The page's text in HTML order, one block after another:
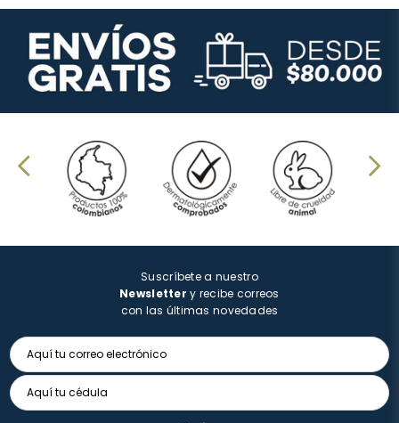
Suscríbete a nuestro
Newsletter y recibe correos
con las últimas novedades